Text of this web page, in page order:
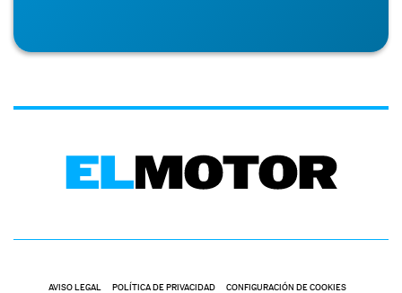
AVISO LEGAL POLÍTICA DE PRIVACIDAD CONFIGURACIÓN DE COOKIES